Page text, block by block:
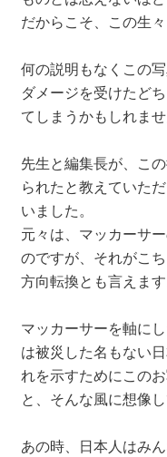
だからこそ、この生
何の説明もなくこの
ダメージを受けたど
てしまうかもしれませ
先生と編集長が、こ
られたと教えていた
いました。
元々は、マッカーサ
のですが、それがこ
方向転換とも言えます
マッカーサーを軸に
は被災した名もない
れを示すためにこの
と、そんな風に想像
あの時、日本人はみ